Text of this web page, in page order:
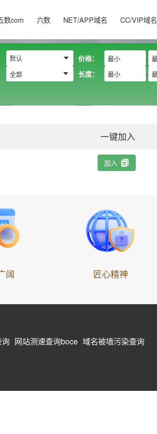
数com 六数 NET/APP域名 CC/VIP域名
价格：
-
全部 长度： -
一键加入
加入
阔 匠心精神
网站测速查询boce 域名被墙污染查询